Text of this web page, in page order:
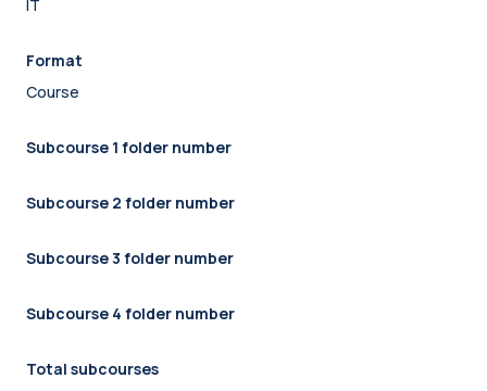
IT
Format
Course
Subcourse 1 folder number
Subcourse 2 folder number
Subcourse 3 folder number
Subcourse 4 folder number
Total subcourses